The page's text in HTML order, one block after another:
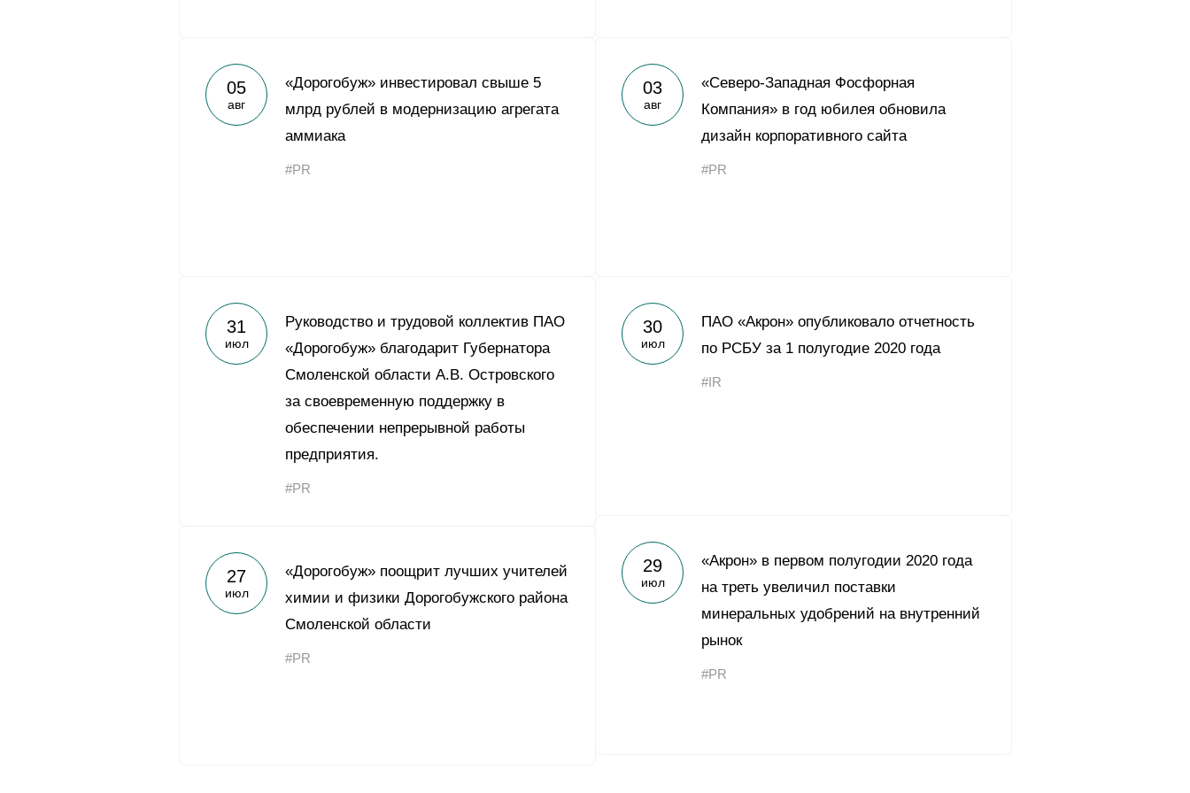
05
авг
«Дорогобуж» инвестировал свыше 5
млрд рублей в модернизацию агрегата
аммиака
#PR
03
авг
«Северо-Западная Фосфорная
Компания» в год юбилея обновила
дизайн корпоративного сайта
#PR
31
июл
Руководство и трудовой коллектив ПАО
«Дорогобуж» благодарит Губернатора
Смоленской области А.В. Островского
за своевременную поддержку в
обеспечении непрерывной работы
предприятия.
#PR
30
июл
ПАО «Акрон» опубликовало отчетность
по РСБУ за 1 полугодие 2020 года
#IR
29
июл
«Акрон» в первом полугодии 2020 года
на треть увеличил поставки
минеральных удобрений на внутренний
рынок
#PR
27
июл
«Дорогобуж» поощрит лучших учителей
химии и физики Дорогобужского района
Смоленской области
#PR